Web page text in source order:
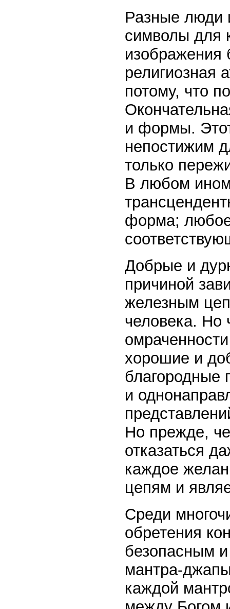
Разные люди
символы для
изображения
религиозная
потому, что
и формы.
непостижим
только
В любом ином
форма;
Добрые и
причиной
железным
человека. Но
хорошие и
благородные
и
Но прежде,
отказаться
каждое
цепям и
Среди
обретения
безопасным
мантра-
каждой